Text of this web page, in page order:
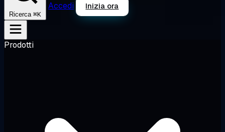
Ricerca ⌘K
Accedi Inizia ora
Prodotti